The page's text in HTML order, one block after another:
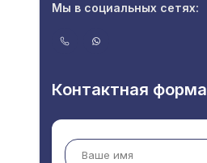
Мы в социальных сетях:
Контактная форма